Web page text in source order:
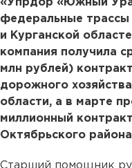
«Упрдор «Южный
федеральные трассы
и Курганской
компания получила
млн рублей)
дорожного
области, а в марте
миллионный
Октябрьского
Старший помощник